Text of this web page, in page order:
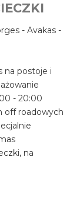
- Avakas -
na postoje i
- 20:00
off roadowych
na